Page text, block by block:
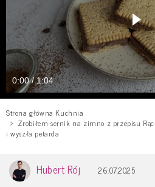
0:00 / 1:04
Strona główna Kuchnia
Zrobiłem sernik na zimno z przepisu
i wyszła petarda
Hubert Rój 26.07.2025